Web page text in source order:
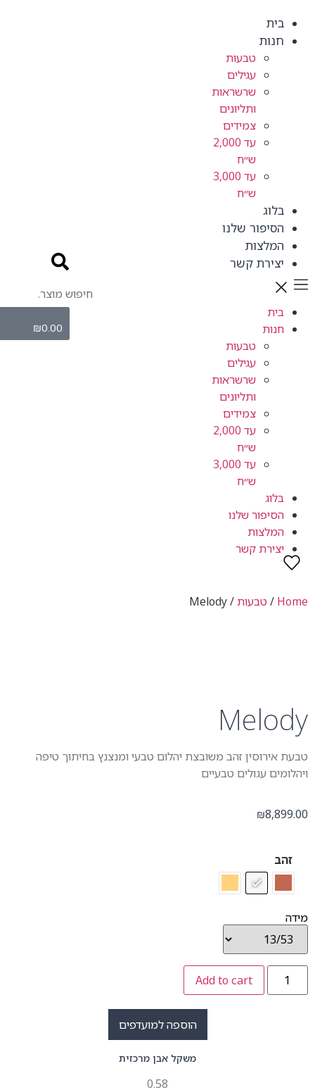
בית
חנות
טבעות
עגילים
שרשראות
ותליונים
צמידים
עד 2,000
ש״ח
עד 3,000
ש״ח
בלוג
הסיפור שלנו
המלצות
יצירת קשר
בית
חנות
טבעות
עגילים
שרשראות
ותליונים
צמידים
עד 2,000
ש״ח
עד 3,000
ש״ח
בלוג
הסיפור שלנו
המלצות
יצירת קשר
₪0.00
Melody
טבעת אירוסין זהב משובצת יהלום טבעי ומנצנץ בחיתוך טיפה
ויהלומים עגולים טבעיים
₪8,899.00
זהב
מידה
Add to cart
הוספה למועדפים
משקל אבן מרכזית
0.58
Home
/ טבעות / Melody